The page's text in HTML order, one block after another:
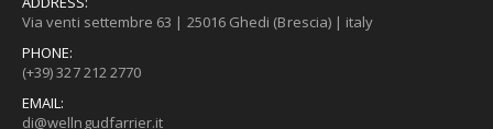
Via venti settembre 63 | 25016 Ghedi (Brescia) | italy
PHONE:
(+39) 327 212 2770
EMAIL:
di@wellngudfarrier.it